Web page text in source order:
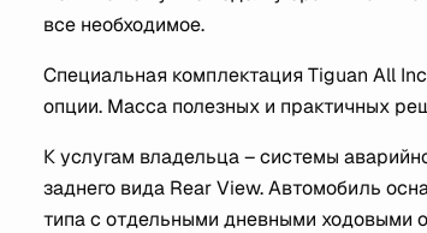
все необходимое.
Специальная комплектация Tiguan All
опции. Масса полезных и практичных
К услугам владельца – системы
заднего вида Rear View. Автомобиль
типа с отдельными дневными ходовыми